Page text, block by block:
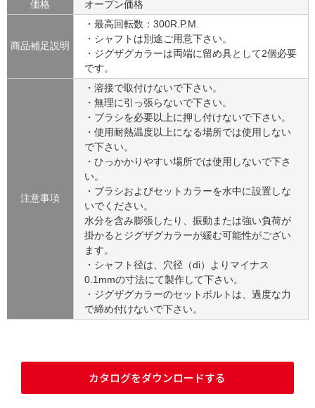
価格
オープン価格
商品補足説明
・最高回転数：300R.P.M.
・シャフトは別途ご用意下さい。
・ジグザグカラーは両端に留め具として2個必要
です。
注意事項
・溶接で取付けないで下さい。
・無理に引っ張らないで下さい。
・ブラシを必要以上に押し付けないで下さい。
・使用耐熱温度以上になる場所では使用しない
で下さい。
・ひっかかりやすい場所では使用しないで下さ
い。
・ブラシおよびセットカラーを水中に設置しな
いでください。
水分を含み膨張したり、振動または強い負荷が
掛かるとジグザグカラーが緩む可能性がござい
ます。
・シャフト径は、穴径（di）よりマイナス
0.1mmの寸法にて製作して下さい。
・ジグザグカラーのセットボルトは、過度な力
で締め付けないで下さい。
カタログをダウンロードする